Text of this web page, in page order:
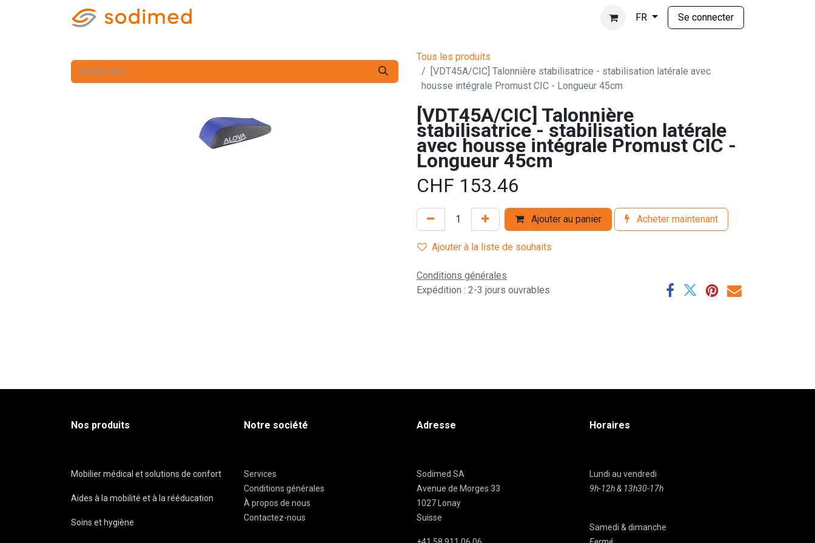
FR Se connecter
Tous les produits
[VDT45A/CIC] Talonnière stabilisatrice - stabilisation latérale avec
housse intégrale Promust CIC - Longueur 45cm
[VDT45A/CIC] Talonnière
stabilisatrice - stabilisation latérale
avec housse intégrale Promust CIC -
Longueur 45cm
CHF 153.46
Ajouter au panier Acheter maintenant
Ajouter à la liste de souhaits
Conditions générales
Expédition : 2-3 jours ouvrables
Nos produits
Mobilier médical et solutions de confort
Aides à la mobilité et à la rééducation
Soins et hygiène
Notre société
Services
Conditions générales
À propos de nous
Contactez-nous
Adresse
Sodimed SA
Avenue de Morges 33
1027 Lonay
Suisse
Horaires
Lundi au vendredi
9h-12h & 13h30-17h
Samedi & dimanche